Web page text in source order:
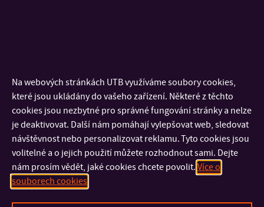
zlínské firmy VASKY, SUTU, DOLLER, Repetebox nebo třeba
Dave´s knives. Další, již 14. ročník, bude vyhlášený opět na
podzim, přesně 1. října 2020. Aktuální informace hledejte na
mujprvnimilion.cz.
Technologické inovační centrumje společným podnikem
Univerzity Tomáše Bati ve Zlíně a Zlínského kraje.
Na webových stránkách UTB využíváme soubory cookies,
které jsou ukládány do vašeho zařízení. Některé z těchto
cookies jsou nezbytné pro správné fungování stránky a nelze
je deaktivovat. Další nám pomáhají vylepšovat web, sledovat
návštěvnost nebo personalizovat reklamu. Tyto cookies jsou
volitelné a o jejich použití můžete rozhodnout sami. Dejte
nám prosím vědět, jaké cookies chcete povolit. Více o
souborech cookies